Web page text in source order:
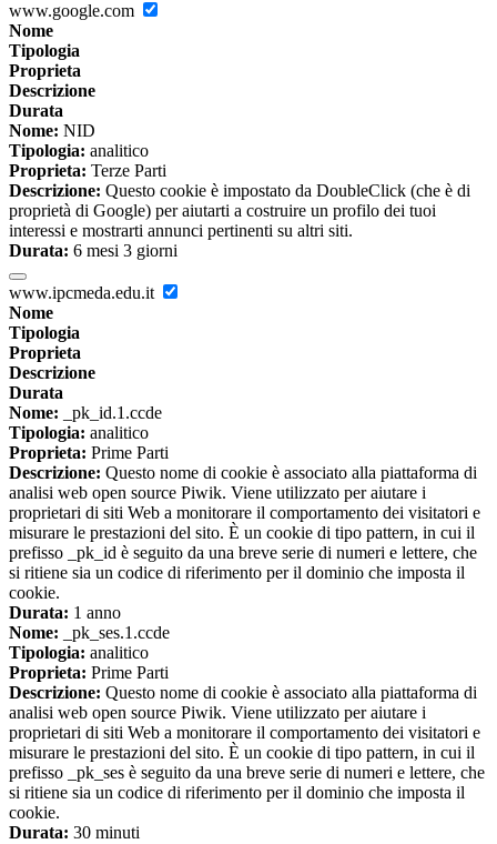
www.google.com
Nome
Tipologia
Proprieta
Descrizione
Durata
Nome: NID
Tipologia: analitico
Proprieta: Terze Parti
Descrizione: Questo cookie è impostato da DoubleClick (che è di
proprietà di Google) per aiutarti a costruire un profilo dei tuoi
interessi e mostrarti annunci pertinenti su altri siti.
Durata: 6 mesi 3 giorni
www.ipcmeda.edu.it
Nome
Tipologia
Proprieta
Descrizione
Durata
Nome: _pk_id.1.ccde
Tipologia: analitico
Proprieta: Prime Parti
Descrizione: Questo nome di cookie è associato alla piattaforma di
analisi web open source Piwik. Viene utilizzato per aiutare i
proprietari di siti Web a monitorare il comportamento dei visitatori e
misurare le prestazioni del sito. È un cookie di tipo pattern, in cui il
prefisso _pk_id è seguito da una breve serie di numeri e lettere, che
si ritiene sia un codice di riferimento per il dominio che imposta il
cookie.
Durata: 1 anno
Nome: _pk_ses.1.ccde
Tipologia: analitico
Proprieta: Prime Parti
Descrizione: Questo nome di cookie è associato alla piattaforma di
analisi web open source Piwik. Viene utilizzato per aiutare i
proprietari di siti Web a monitorare il comportamento dei visitatori e
misurare le prestazioni del sito. È un cookie di tipo pattern, in cui il
prefisso _pk_ses è seguito da una breve serie di numeri e lettere, che
si ritiene sia un codice di riferimento per il dominio che imposta il
cookie.
Durata: 30 minuti